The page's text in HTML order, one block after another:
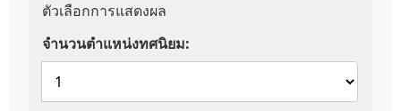
ตัวเลือกการแสดงผล
จำนวนตำแหน่งทศนิยม: